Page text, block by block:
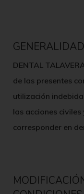
DENTAL
de las presentes
utilización
las acciones
corresponder en